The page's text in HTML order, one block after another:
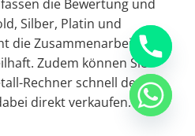
die Bewertung und
Silber, Platin und
die Zusammenarbeit mit
Zudem können Sie
Rechner schnell den
direkt verkaufen.